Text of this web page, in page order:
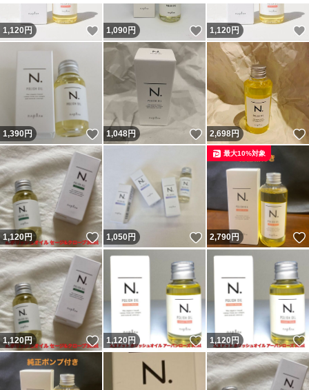
1,120 円 いいね！
1,090円 いいね！
1,120 円
1,390円 いいね！
1,048円 いいね！
2,698円
1,120円 いいね！
1,050円 いいね！
2,790円
最大10%対象
1,120円 いいね！
1,120 円 いいね！
1,120 円